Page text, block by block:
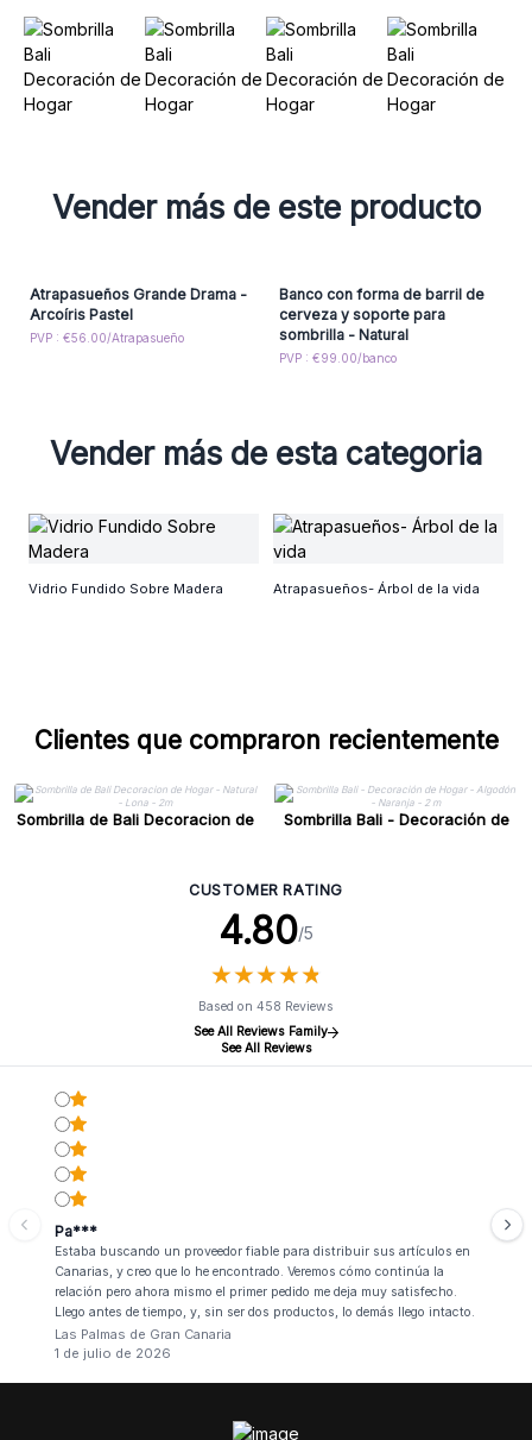
Vender más de este producto
Atrapasueños Grande Drama -
Arcoíris Pastel
PVP : €56.00/Atrapasueño
Banco con forma de barril de
cerveza y soporte para
sombrilla - Natural
PVP : €99.00/banco
Vender más de esta categoria
Vidrio Fundido Sobre Madera Atrapasueños- Árbol de la vida
Clientes que compraron recientemente
Sombrilla de Bali Decoracion de
Sombrilla Bali - Decoración de
CUSTOMER RATING
4.80/5
★★★★★
★★★★★
Based on 458 Reviews
See All Reviews Family
See All Reviews
Pa***
Estaba buscando un proveedor fiable para distribuir sus artículos en
Canarias, y creo que lo he encontrado. Veremos cómo continúa la
relación pero ahora mismo el primer pedido me deja muy satisfecho.
Llego antes de tiempo, y, sin ser dos productos, lo demás llego intacto.
Las Palmas de Gran Canaria
1 de julio de 2026